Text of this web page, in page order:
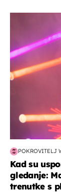
POKROVITELJ
Kad su
gledanje:
trenutke s